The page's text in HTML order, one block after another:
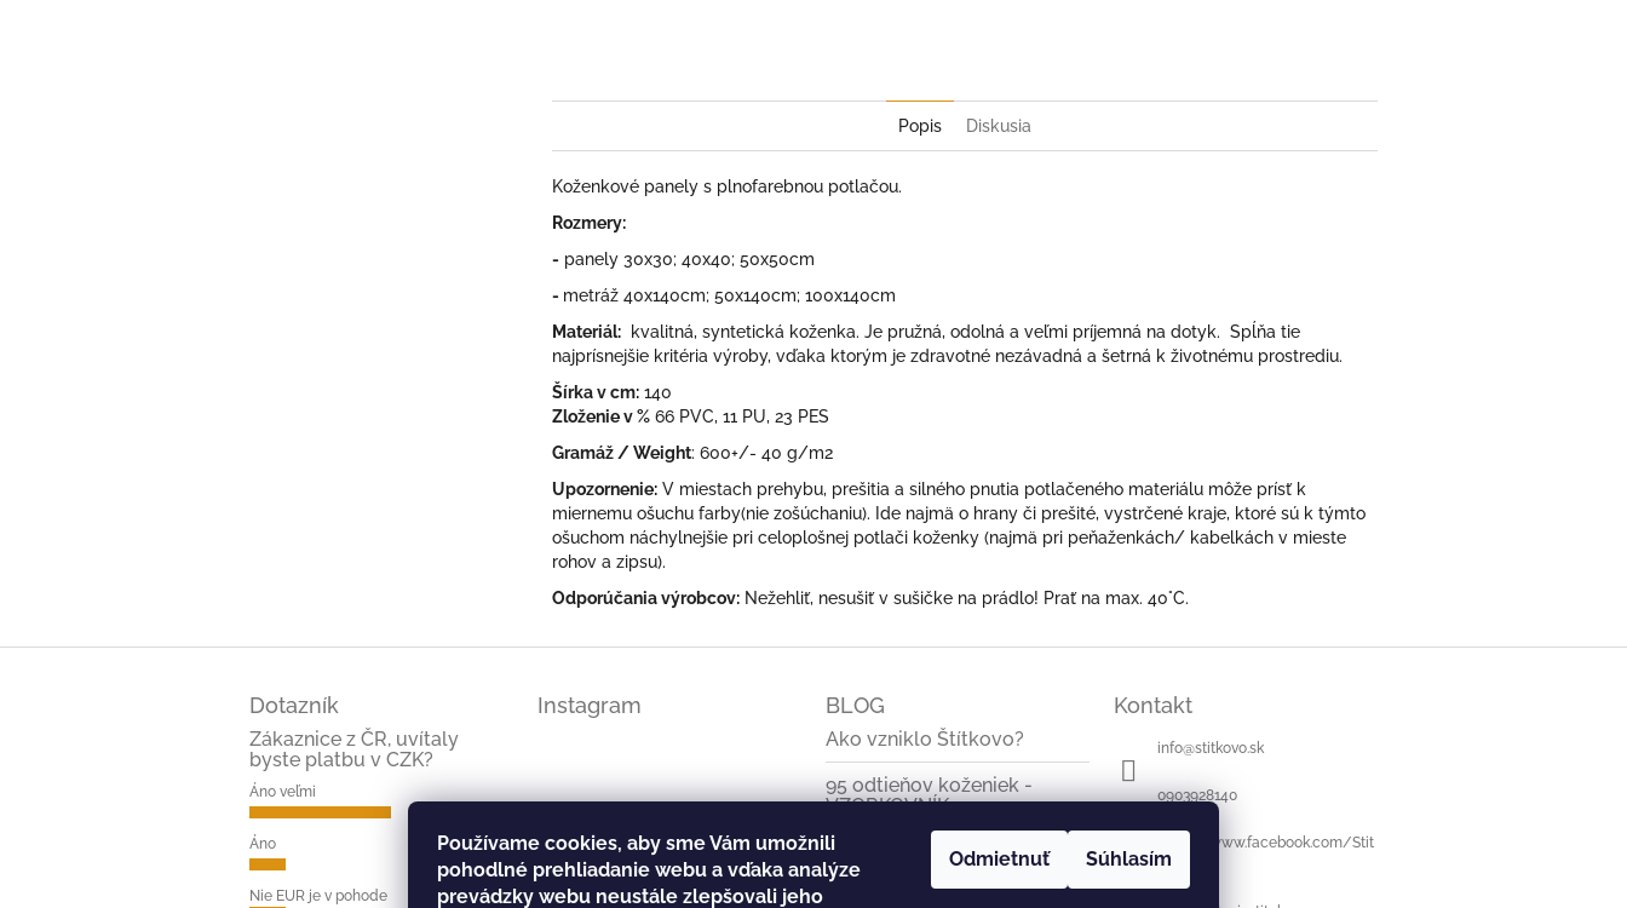
Používame cookies, aby sme Vám umožnili
pohodlné prehliadanie webu a vďaka analýze
prevádzky webu neustále zlepšovali jeho
Odmietnuť Súhlasím
Popis Diskusia
Koženkové panely s plnofarebnou potlačou.
Rozmery:
- panely 30x30; 40x40; 50x50cm
- metráž 40x140cm; 50x140cm; 100x140cm
Materiál: kvalitná, syntetická koženka. Je pružná, odolná a veľmi príjemná na dotyk. Spĺňa tie
najprísnejšie kritéria výroby, vďaka ktorým je zdravotné nezávadná a šetrná k životnému prostrediu.
Šírka v cm: 140
Zloženie v % 66 PVC, 11 PU, 23 PES
Gramáž / Weight: 600+/- 40 g/m2
Upozornenie: V miestach prehybu, prešitia a silného pnutia potlačeného materiálu môže prísť k
miernemu ošuchu farby(nie zošúchaniu). Ide najmä o hrany či prešité, vystrčené kraje, ktoré sú k týmto
ošuchom náchylnejšie pri celoplošnej potlači koženky (najmä pri peňaženkách/ kabelkách v mieste
rohov a zipsu).
Odporúčania výrobcov: Nežehliť, nesušiť v sušičke na prádlo! Prať na max. 40°C.
Dotazník
Zákaznice z ČR, uvítaly
byste platbu v CZK?
Áno veľmi
Áno
(17%)
Nie EUR je v pohode
Instagram BLOG
Ako vzniklo Štítkovo?
95 odtieňov koženiek -
VZORKOVNÍK
Základné informácie o
koženkových štítkoch
Kontakt
info@stitkovo.sk
0903928140
https://www.facebook.com/Stit
kovo.sk